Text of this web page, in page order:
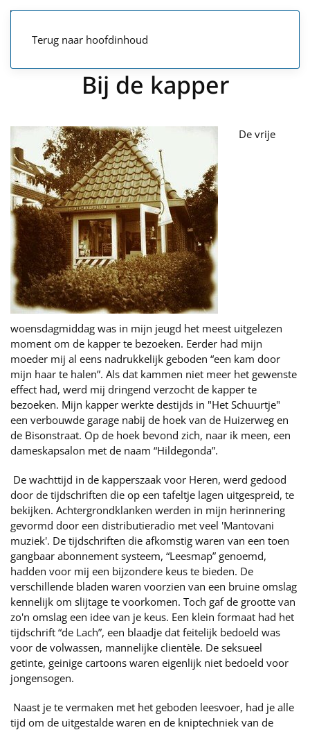
Terug naar hoofdinhoud
Bij de kapper
De vrije
woensdagmiddag was in mijn jeugd het meest uitgelezen
moment om de kapper te bezoeken. Eerder had mijn
moeder mij al eens nadrukkelijk geboden “een kam door
mijn haar te halen”. Als dat kammen niet meer het gewenste
effect had, werd mij dringend verzocht de kapper te
bezoeken. Mijn kapper werkte destijds in "Het Schuurtje"
een verbouwde garage nabij de hoek van de Huizerweg en
de Bisonstraat. Op de hoek bevond zich, naar ik meen, een
dameskapsalon met de naam “Hildegonda”.
De wachttijd in de kapperszaak voor Heren, werd gedood
door de tijdschriften die op een tafeltje lagen uitgespreid, te
bekijken. Achtergrondklanken werden in mijn herinnering
gevormd door een distributieradio met veel 'Mantovani
muziek'. De tijdschriften die afkomstig waren van een toen
gangbaar abonnement systeem, “Leesmap” genoemd,
hadden voor mij een bijzondere keus te bieden. De
verschillende bladen waren voorzien van een bruine omslag
kennelijk om slijtage te voorkomen. Toch gaf de grootte van
zo'n omslag een idee van je keus. Een klein formaat had het
tijdschrift “de Lach”, een blaadje dat feitelijk bedoeld was
voor de volwassen, mannelijke clientèle. De seksueel
getinte, geinige cartoons waren eigenlijk niet bedoeld voor
jongensogen.
Naast je te vermaken met het geboden leesvoer, had je alle
tijd om de uitgestalde waren en de kniptechniek van de